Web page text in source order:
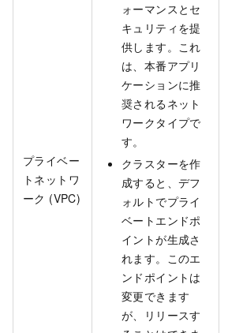
プライベー
トネットワ
ーク (VPC)
ォーマンスとセ
キュリティを提
供します。これ
は、本番アプリ
ケーションに推
奨されるネット
ワークタイプで
す。
クラスターを作
成すると、デフ
ォルトでプライ
ベートエンドポ
イントが生成さ
れます。このエ
ンドポイントは
変更できます
が、リリースす